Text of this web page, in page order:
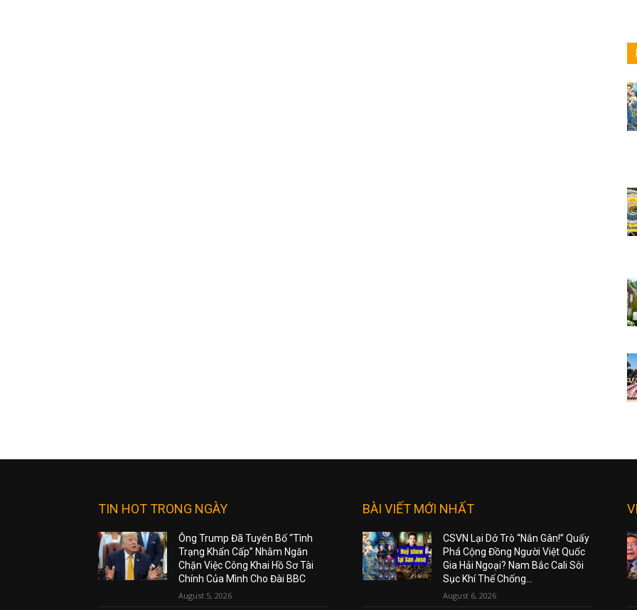
TIN HOT TRONG NGÀY
Ông Trump Đã Tuyên Bố “Tình
Trạng Khẩn Cấp” Nhằm Ngăn
Chặn Việc Công Khai Hồ Sơ Tài
Chính Của Mình Cho Đài BBC
August 5, 2026
BÀI VIẾT MỚI NHẤT
CSVN Lại Dở Trò “Nắn Gân!” Quấy
Phá Cộng Đồng Người Việt Quốc
Gia Hải Ngoại? Nam Bắc Cali Sôi
Sục Khí Thế Chống...
August 6, 2026